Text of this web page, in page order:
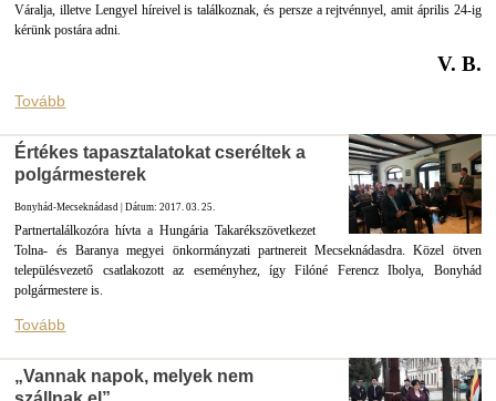
Váralja, illetve Lengyel híreivel is találkoznak, és persze a rejtvénnyel, amit április 24-ig
kérünk postára adni.
V. B.
Tovább
Értékes tapasztalatokat cseréltek a
polgármesterek
Bonyhád-Mecseknádasd | Dátum: 2017. 03. 25.
Partnertalálkozóra hívta a Hungária Takarékszövetkezet
Tolna- és Baranya megyei önkormányzati partnereit Mecseknádasdra. Közel ötven
településvezető csatlakozott az eseményhez, így Filóné Ferencz Ibolya, Bonyhád
polgármestere is.
Tovább
„Vannak napok, melyek nem